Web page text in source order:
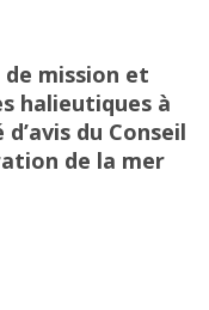
de mission et
halieutiques à
du Conseil
de la mer